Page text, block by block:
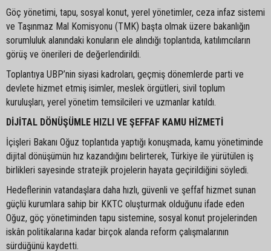
Göç yönetimi, tapu, sosyal konut, yerel yönetimler, ceza infaz sistemi
ve Taşınmaz Mal Komisyonu (TMK) başta olmak üzere bakanlığın
sorumluluk alanındaki konuların ele alındığı toplantıda, katılımcıların
görüş ve önerileri de değerlendirildi.
Toplantıya UBP’nin siyasi kadroları, geçmiş dönemlerde parti ve
devlete hizmet etmiş isimler, meslek örgütleri, sivil toplum
kuruluşları, yerel yönetim temsilcileri ve uzmanlar katıldı.
DİJİTAL DÖNÜŞÜMLE HIZLI VE ŞEFFAF KAMU HİZMETİ
İçişleri Bakanı Oğuz toplantıda yaptığı konuşmada, kamu yönetiminde
dijital dönüşümün hız kazandığını belirterek, Türkiye ile yürütülen iş
birlikleri sayesinde stratejik projelerin hayata geçirildiğini söyledi.
Hedeflerinin vatandaşlara daha hızlı, güvenli ve şeffaf hizmet sunan
güçlü kurumlara sahip bir KKTC oluşturmak olduğunu ifade eden
Oğuz, göç yönetiminden tapu sistemine, sosyal konut projelerinden
iskân politikalarına kadar birçok alanda reform çalışmalarının
sürdüğünü kaydetti.